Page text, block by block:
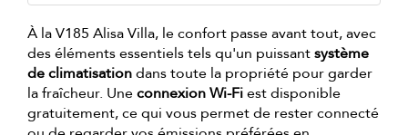
À la V185 Alisa Villa, le confort passe avant tout, avec
des éléments essentiels tels qu'un puissantsystème
de climatisationdans toute la propriété pour garder
la fraîcheur. Uneconnexion Wi-Fiest disponible
gratuitement, ce qui vous permet de rester connecté